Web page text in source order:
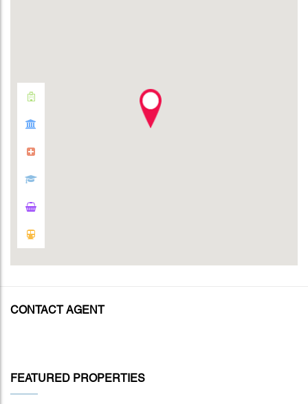
CONTACT AGENT
FEATURED PROPERTIES